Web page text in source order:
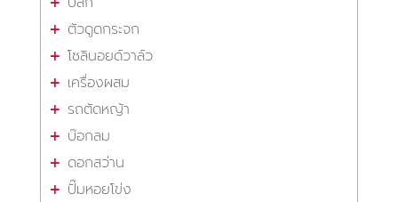
ตัวดูดกระจก
โซลินอยด์วาล์ว
เครื่องผสม
รถตัดหญ้า
บ๊อกลม
ดอกสว่าน
ปั๊มหอยโข่ง